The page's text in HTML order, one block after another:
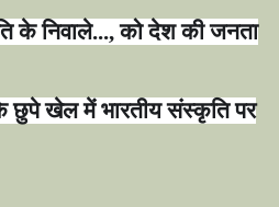
के निवाले...,को देश की जनता
खेल में भारतीय संस्कृति पर